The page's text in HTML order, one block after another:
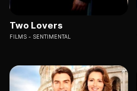
Two Lovers
FILMS SENTIMENTAL